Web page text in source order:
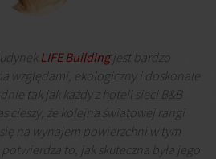
LIFE Buildingjest bardzo
względami, ekologiczny i doskonale
tak jak każdy z hoteli sieci B&B
cieszy, że kolejna światowej rangi
na wynajem powierzchni w tym
to, jak skuteczna była jego